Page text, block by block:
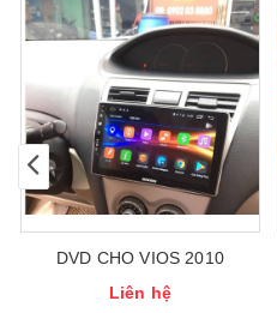
DVD CHO VIOS 2010
Liên hệ